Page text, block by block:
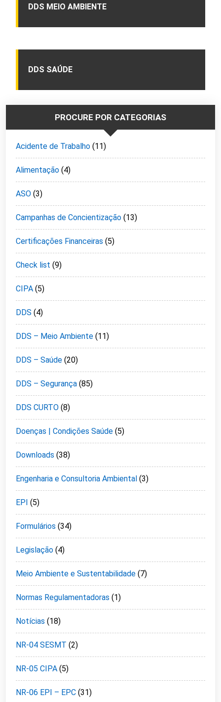
DDS MEIO AMBIENTE
DDS SAÚDE
PROCURE POR CATEGORIAS
Acidente de Trabalho (11)
Alimentação (4)
ASO (3)
Campanhas de Concientização (13)
Certificações Financeiras (5)
Check list (9)
CIPA (5)
DDS (4)
DDS – Meio Ambiente (11)
DDS – Saúde (20)
DDS – Segurança (85)
DDS CURTO (8)
Doenças | Condições Saúde (5)
Downloads (38)
Engenharia e Consultoria Ambiental (3)
EPI (5)
Formulários (34)
Legislação (4)
Meio Ambiente e Sustentabilidade (7)
Normas Regulamentadoras (1)
Notícias (18)
NR-04 SESMT (2)
NR-05 CIPA (5)
NR-06 EPI – EPC (31)